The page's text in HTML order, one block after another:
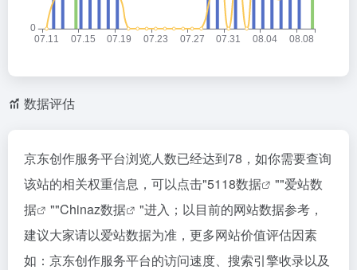
数据评估
京东创作服务平台浏览人数已经达到78，如你需要查询
该站的相关权重信息，可以点击"5118数据 ""爱站数
据
""Chinaz数据
"进入；以目前的网站数据参考，
建议大家请以爱站数据为准，更多网站价值评估因素
如：京东创作服务平台的访问速度、搜索引擎收录以及